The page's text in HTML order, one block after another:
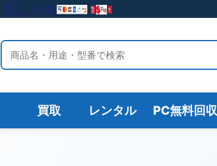
サイト内検索
買取 レンタル PC無料回収